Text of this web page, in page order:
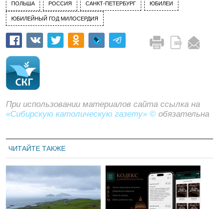
ПОЛЬША РОССИЯ САНКТ-ПЕТЕРБУРГ ЮБИЛЕИ
ЮБИЛЕЙНЫЙ ГОД МИЛОСЕРДИЯ
При использовании материалов сайта ссылка на
«Сибирскую католическую газету» © обязательна
ЧИТАЙТЕ ТАКЖЕ